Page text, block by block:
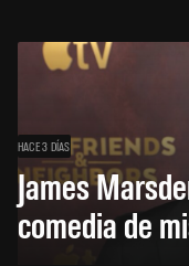
HACE 3 DÍAS
James
comedia de